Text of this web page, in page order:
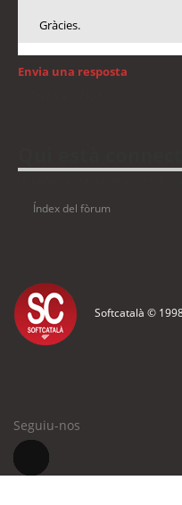
Gràcies.
Envia una resposta
Índex del fòrum
Softcatalà ©
Seguiu-nos